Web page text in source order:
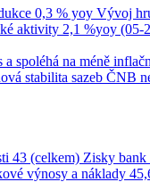
0,3 % yoy Vývoj
aktivity 2,1 %yoy (05-
spoléhá na méně
stabilita sazeb ČNB
43 (celkem) Zisky bank
výnosy a náklady